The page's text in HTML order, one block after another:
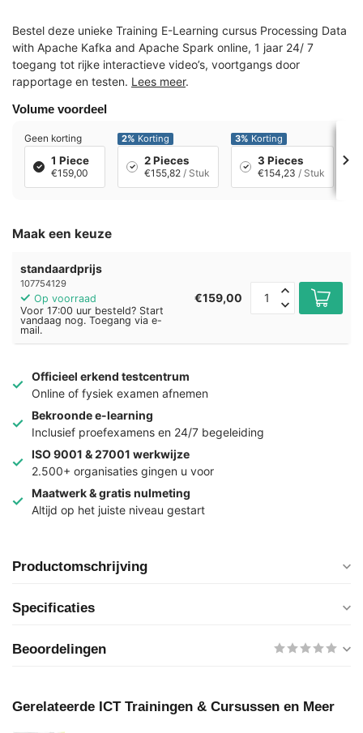
Bestel deze unieke Training E-Learning cursus Processing Data
with Apache Kafka and Apache Spark online, 1 jaar 24/ 7
toegang tot rijke interactieve video’s, voortgangs door
rapportage en testen. Lees meer.
Volume voordeel
Geen korting
1 Piece
€159,00
2% Korting
2 Pieces
€155,82 / Stuk
3% Korting
3 Pieces
€154,23 / Stuk
Maak een keuze
standaardprijs
107754129
Op voorraad
Voor 17:00 uur besteld? Start
vandaag nog. Toegang via e-
mail.
€159,00
Officieel erkend testcentrum
Online of fysiek examen afnemen
Bekroonde e-learning
Inclusief proefexamens en 24/7 begeleiding
ISO 9001 & 27001 werkwijze
2.500+ organisaties gingen u voor
Maatwerk & gratis nulmeting
Altijd op het juiste niveau gestart
Productomschrijving
Specificaties
Beoordelingen
Gerelateerde ICT Trainingen & Cursussen en Meer